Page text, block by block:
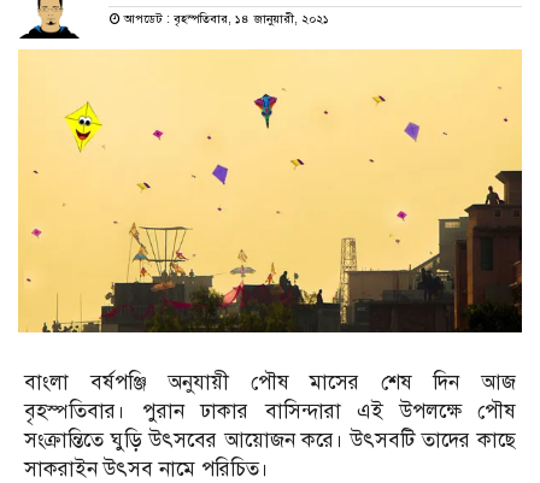
আপডেট : বৃহস্পতিবার, ১৪ জানুয়ারী, ২০২১
বাংলা বর্ষপঞ্জি অনুযায়ী পৌষ মাসের শেষ দিন আজ
বৃহস্পতিবার। পুরান ঢাকার বাসিন্দারা এই উপলক্ষে পৌষ
সংক্রান্তিতে ঘুড়ি উৎসবের আয়োজন করে। উৎসবটি তাদের কাছে
সাকরাইন উৎসব নামে পরিচিত।